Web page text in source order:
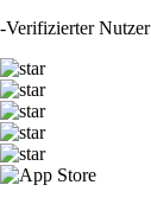
-Verifizierter Nutzer